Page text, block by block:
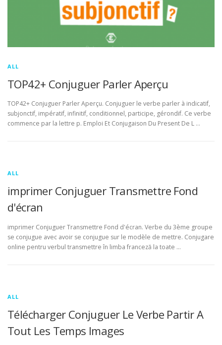
ALL
TOP42+ Conjuguer Parler Aperçu
TOP42+ Conjuguer Parler Aperçu. Conjuguer le verbe parler à indicatif,
subjonctif, impératif, infinitif, conditionnel, participe, gérondif. Ce verbe
commence par la lettre p. Emploi Et Conjugaison Du Present De L …
ALL
imprimer Conjuguer Transmettre Fond
d'écran
imprimer Conjuguer Transmettre Fond d'écran. Verbe du 3ème groupe
se conjugue avec avoir se conjugue sur le modèle de mettre. Conjugare
online pentru verbul transmettre în limba franceză la toate …
ALL
Télécharger Conjuguer Le Verbe Partir A
Tout Les Temps Images